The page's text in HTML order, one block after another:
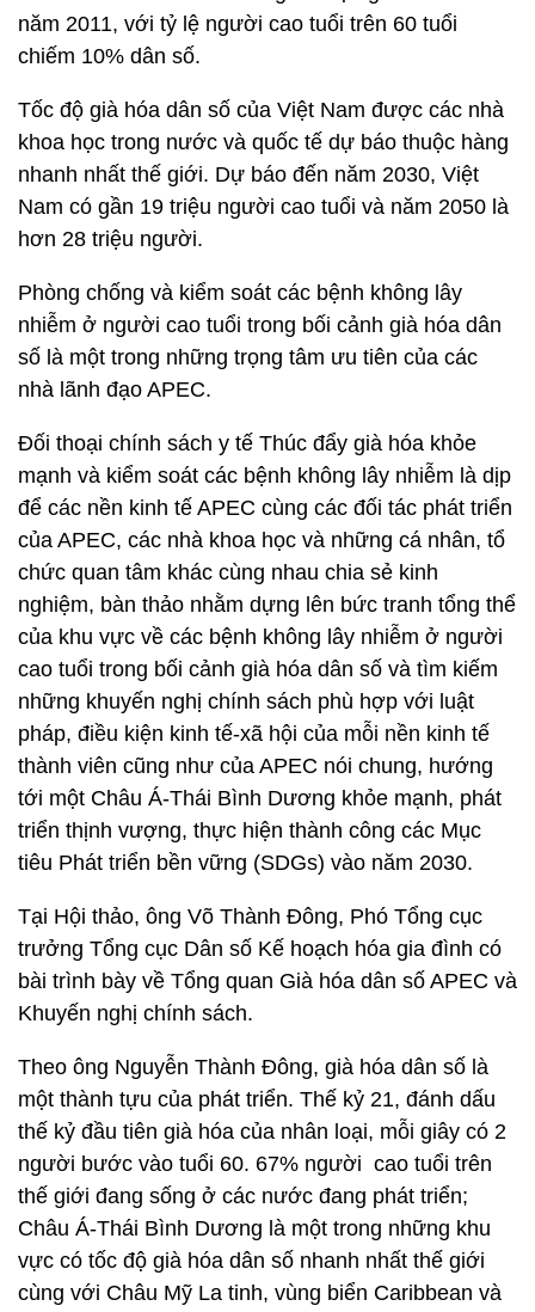
năm 2011, với tỷ lệ người cao tuổi trên 60 tuổi
chiếm 10% dân số.
Tốc độ già hóa dân số của Việt Nam được các nhà
khoa học trong nước và quốc tế dự báo thuộc hàng
nhanh nhất thế giới. Dự báo đến năm 2030, Việt
Nam có gần 19 triệu người cao tuổi và năm 2050 là
hơn 28 triệu người.
Phòng chống và kiểm soát các bệnh không lây
nhiễm ở người cao tuổi trong bối cảnh già hóa dân
số là một trong những trọng tâm ưu tiên của các
nhà lãnh đạo APEC.
Đối thoại chính sách y tế Thúc đẩy già hóa khỏe
mạnh và kiểm soát các bệnh không lây nhiễm là dịp
để các nền kinh tế APEC cùng các đối tác phát triển
của APEC, các nhà khoa học và những cá nhân, tổ
chức quan tâm khác cùng nhau chia sẻ kinh
nghiệm, bàn thảo nhằm dựng lên bức tranh tổng thể
của khu vực về các bệnh không lây nhiễm ở người
cao tuổi trong bối cảnh già hóa dân số và tìm kiếm
những khuyến nghị chính sách phù hợp với luật
pháp, điều kiện kinh tế-xã hội của mỗi nền kinh tế
thành viên cũng như của APEC nói chung, hướng
tới một Châu Á-Thái Bình Dương khỏe mạnh, phát
triển thịnh vượng, thực hiện thành công các Mục
tiêu Phát triển bền vững (SDGs) vào năm 2030.
Tại Hội thảo, ông Võ Thành Đông, Phó Tổng cục
trưởng Tổng cục Dân số Kế hoạch hóa gia đình có
bài trình bày về Tổng quan Già hóa dân số APEC và
Khuyến nghị chính sách.
Theo ông Nguyễn Thành Đông, già hóa dân số là
một thành tựu của phát triển. Thế kỷ 21, đánh dấu
thế kỷ đầu tiên già hóa của nhân loại, mỗi giây có 2
người bước vào tuổi 60. 67% người cao tuổi trên
thế giới đang sống ở các nước đang phát triển;
Châu Á-Thái Bình Dương là một trong những khu
vực có tốc độ già hóa dân số nhanh nhất thế giới
cùng với Châu Mỹ La tinh, vùng biển Caribbean và